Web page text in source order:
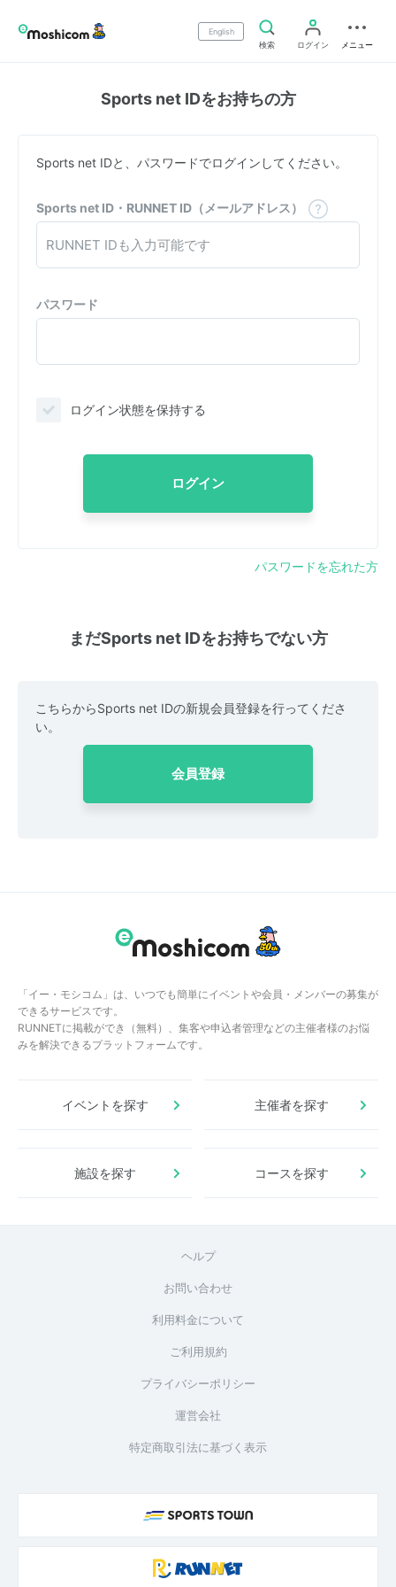
English
検索
ログイン メニュー
Sports net IDをお持ちの方
Sports net IDと、パスワードでログインしてください。
Sports net ID・RUNNET ID（メールアドレス）
パスワード
ログイン状態を保持する
ログイン
パスワードを忘れた方
まだSports net IDをお持ちでない方
こちらからSports net IDの新規会員登録を行ってくださ
い。
会員登録
「イー・モシコム」は、いつでも簡単にイベントや会員・メンバーの募集が
できるサービスです。
RUNNETに掲載ができ（無料）、集客や申込者管理などの主催者様のお悩
みを解決できるプラットフォームです。
イベントを探す 主催者を探す
施設を探す コースを探す
ヘルプ
お問い合わせ
利用料金について
ご利用規約
プライバシーポリシー
運営会社
特定商取引法に基づく表示